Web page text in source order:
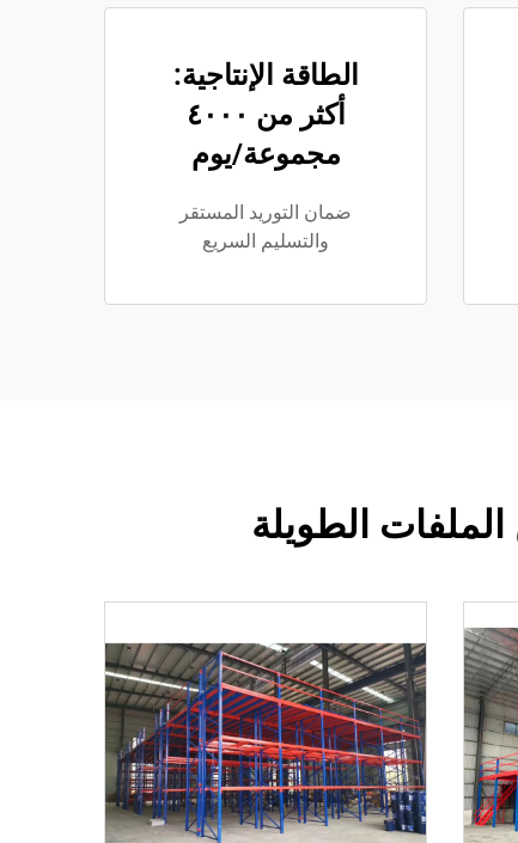
الطاقة الإنتاجية:
أكثر من ٤٠٠٠
مجموعة/يوم
ضمان التوريد المستقر
والتسليم السريع
الطويلة